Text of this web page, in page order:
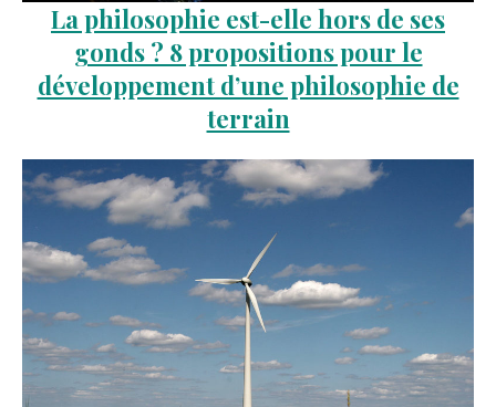
La philosophie est-elle hors de ses
gonds ? 8 propositions pour le
développement d’une philosophie de
terrain